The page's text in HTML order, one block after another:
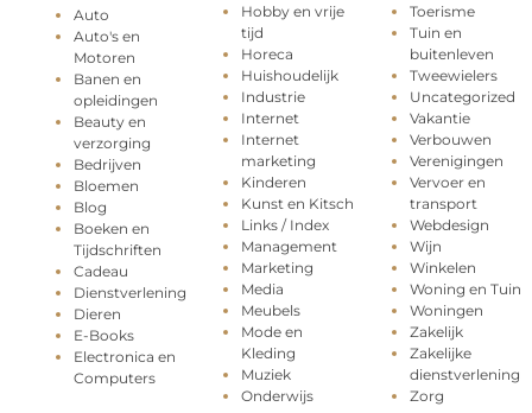
Auto
Auto's en
Motoren
Banen en
opleidingen
Beauty en
verzorging
Bedrijven
Bloemen
Blog
Boeken en
Tijdschriften
Cadeau
Dienstverlening
Dieren
E-Books
Electronica en
Computers
Hobby en vrije
tijd
Horeca
Huishoudelijk
Industrie
Internet
Internet
marketing
Kinderen
Kunst en Kitsch
Links / Index
Management
Marketing
Media
Meubels
Mode en
Kleding
Muziek
Onderwijs
Toerisme
Tuin en
buitenleven
Tweewielers
Uncategorized
Vakantie
Verbouwen
Verenigingen
Vervoer en
transport
Webdesign
Wijn
Winkelen
Woning en Tuin
Woningen
Zakelijk
Zakelijke
dienstverlening
Zorg